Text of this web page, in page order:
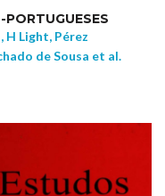
H Light, Pérez
de Sousa et al.